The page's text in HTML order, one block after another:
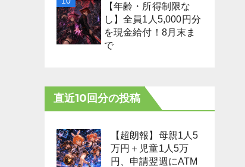
【年齢・所得制限な
し】全員1人5,000円分
を現金給付！8月末ま
で
直近10回分の投稿
【超朗報】母親1人5
万円＋児童1人5万
円、申請翌週にATM